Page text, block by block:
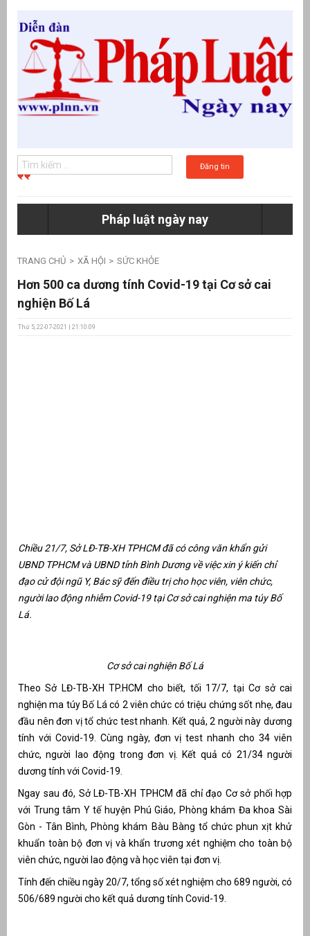
Đăng tin
Pháp luật ngày nay
TRANG CHỦ XÃ HỘI SỨC KHỎE
Hơn 500 ca dương tính Covid-19 tại Cơ sở cai
nghiện Bố Lá
Thứ 5, 22-07-2021 | 21:10:09
Chiều 21/7, Sở LĐ-TB-XH TPHCM đã có công văn khẩn gửi
UBND TPHCM và UBND tỉnh Bình Dương về việc xin ý kiến chỉ
đạo cử đội ngũ Y, Bác sỹ đến điều trị cho học viên, viên chức,
người lao động nhiễm Covid-19 tại Cơ sở cai nghiện ma túy Bố
Lá.
Cơ sở cai nghiện Bố Lá
Theo Sở LĐ-TB-XH TP.HCM cho biết, tối 17/7, tại Cơ sở cai
nghiện ma túy Bố Lá có 2 viên chức có triệu chứng sốt nhẹ, đau
đầu nên đơn vị tổ chức test nhanh. Kết quả, 2 người này dương
tính với Covid-19. Cùng ngày, đơn vị test nhanh cho 34 viên
chức, người lao động trong đơn vị. Kết quả có 21/34 người
dương tính với Covid-19.
Ngay sau đó, Sở LĐ-TB-XH TPHCM đã chỉ đạo Cơ sở phối hợp
với Trung tâm Y tế huyện Phú Giáo, Phòng khám Đa khoa Sài
Gòn - Tân Bình, Phòng khám Bàu Bàng tổ chức phun xịt khử
khuẩn toàn bộ đơn vị và khẩn trương xét nghiệm cho toàn bộ
viên chức, người lao động và học viên tại đơn vị.
Tính đến chiều ngày 20/7, tổng số xét nghiệm cho 689 người, có
506/689 người cho kết quả dương tính Covid-19.